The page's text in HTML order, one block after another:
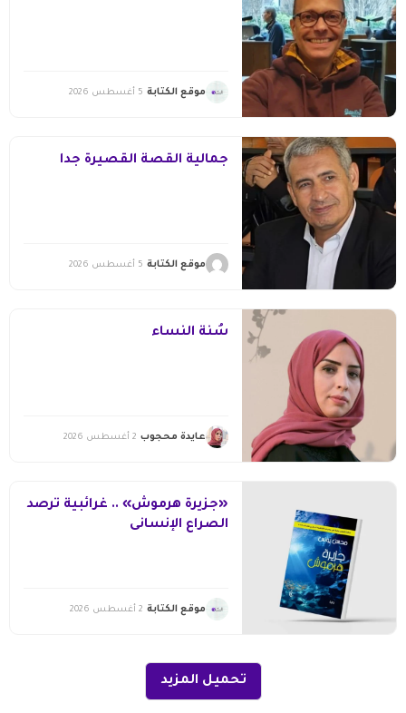
موقع الكتابة 5 أغسطس 2026
جمالية القصة القصيرة جدا
موقع الكتابة 5 أغسطس 2026
سُنّة النساء
عايدة محجوب 2 أغسطس 2026
«جزيرة هرموش» .. غرائبية ترصد
الصراع الإنسانى
موقع الكتابة 2 أغسطس 2026
تحميل المزيد